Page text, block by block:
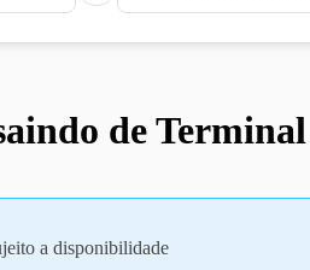
de
a disponibilidade